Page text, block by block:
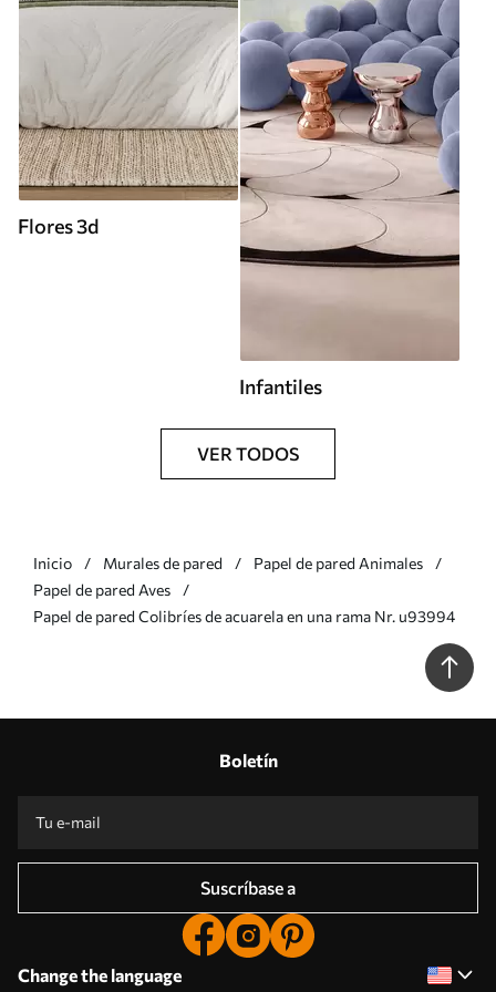
Flores 3d
Infantiles
VER TODOS
Inicio Murales de pared
Papel de pared Animales
Papel de pared Aves
Papel de pared Colibríes de acuarela en una rama Nr. u93994
Boletín
Suscríbase a
Change the language